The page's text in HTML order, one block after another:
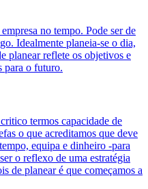
no tempo. Pode ser de
Idealmente planeia-se o dia,
planear reflete os objetivos e
para o futuro.
termos capacidade de
o que acreditamos que deve
equipa e dinheiro -para
o reflexo de uma estratégia
de planear é que começamos a